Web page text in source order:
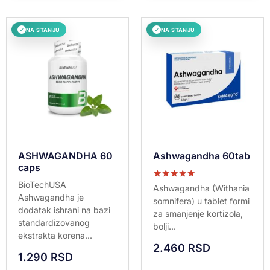
✓ NA STANJU
ASHWAGANDHA 60
caps
BioTechUSA
Ashwagandha je
dodatak ishrani na bazi
standardizovanog
ekstrakta korena...
1.290 RSD
✓ NA STANJU
Ashwagandha 60tab
Ocenjeno sa
5.00
od 5
Ashwagandha (Withania
somnifera) u tablet formi
za smanjenje kortizola,
bolji...
2.460 RSD